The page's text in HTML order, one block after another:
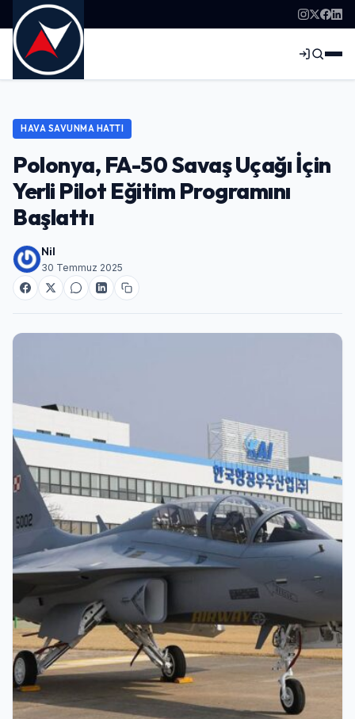
HAVA SAVUNMA HATTI
Polonya, FA-50 Savaş Uçağı İçin
Yerli Pilot Eğitim Programını
Başlattı
Nil
30 Temmuz 2025